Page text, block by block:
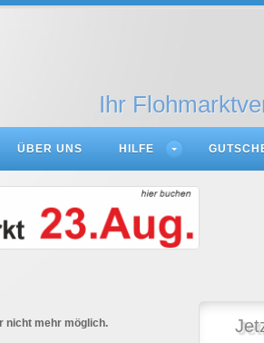
Ihr
ÜBER UNS HILFE
nicht mehr möglich.